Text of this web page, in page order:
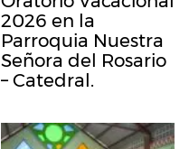
2026 en la
Parroquia Nuestra
Señora del Rosario
– Catedral.